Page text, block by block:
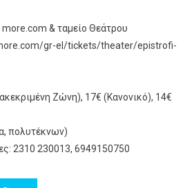
& ταμείο Θεάτρου
gr-el/tickets/theater/epistrofi-
Ζώνη), 17€ (Κανονικό), 14€
πολυτέκνων)
2310 230013, 6949150750